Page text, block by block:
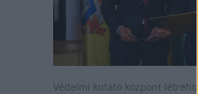
Védelmi kutató központ